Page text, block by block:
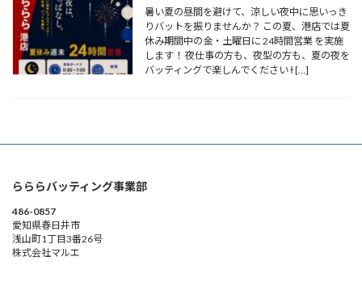
暑い夏の昼間を避けて、涼しい夜中に思いっき
りバットを振りませんか？ この夏、港店では夏
休み期間中の金・土曜日に 24時間営業 を実施
します！ 夜仕事の方も、夜型の方も、夏の夜を
バッティングで楽しんでください ɫ […]
らららバッティング事業部
486-0857
愛知県春日井市
浅山町1丁目3番26号
株式会社マルエ